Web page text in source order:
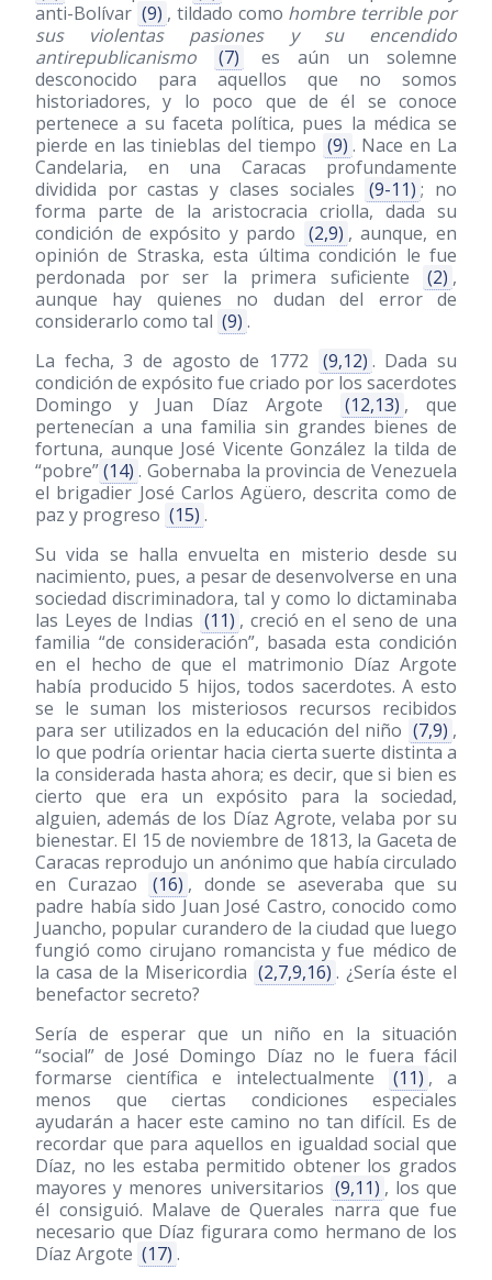
anti-Bolívar (9) , tildado como hombre terrible por
sus violentas pasiones y su encendido
antirepublicanismo
(7)
es aún un solemne
desconocido para aquellos que no somos
historiadores, y lo poco que de él se conoce
pertenece a su faceta política, pues la médica se
pierde en las tinieblas del tiempo (9) . Nace en La
Candelaria, en una Caracas profundamente
dividida por castas y clases sociales
(9-11) ; no
forma parte de la aristocracia criolla, dada su
condición de expósito y pardo (2,9) , aunque, en
opinión de Straska, esta última condición le fue
perdonada por ser la primera suficiente
(2) ,
aunque hay quienes no dudan del error de
considerarlo como tal (9) .
La fecha, 3 de agosto de 1772
(9,12) . Dada su
condición de expósito fue criado por los sacerdotes
Domingo y Juan Díaz Argote
(12,13) , que
pertenecían a una familia sin grandes bienes de
fortuna, aunque José Vicente González la tilda de
“pobre”(14) . Gobernaba la provincia de Venezuela
el brigadier José Carlos Agüero, descrita como de
paz y progreso (15) .
Su vida se halla envuelta en misterio desde su
nacimiento, pues, a pesar de desenvolverse en una
sociedad discriminadora, tal y como lo dictaminaba
las Leyes de Indias (11) , creció en el seno de una
familia “de consideración”, basada esta condición
en el hecho de que el matrimonio Díaz Argote
había producido 5 hijos, todos sacerdotes. A esto
se le suman los misteriosos recursos recibidos
para ser utilizados en la educación del niño (7,9) ,
lo que podría orientar hacia cierta suerte distinta a
la considerada hasta ahora; es decir, que si bien es
cierto que era un expósito para la sociedad,
alguien, además de los Díaz Agrote, velaba por su
bienestar. El 15 de noviembre de 1813, la Gaceta de
Caracas reprodujo un anónimo que había circulado
en Curazao
(16) , donde se aseveraba que su
padre había sido Juan José Castro, conocido como
Juancho, popular curandero de la ciudad que luego
fungió como cirujano romancista y fue médico de
la casa de la Misericordia (2,7,9,16) . ¿Sería éste el
benefactor secreto?
Sería de esperar que un niño en la situación
“social” de José Domingo Díaz no le fuera fácil
formarse científica e intelectualmente
(11) , a
menos que ciertas condiciones especiales
ayudarán a hacer este camino no tan difícil. Es de
recordar que para aquellos en igualdad social que
Díaz, no les estaba permitido obtener los grados
mayores y menores universitarios (9,11) , los que
él consiguió. Malave de Querales narra que fue
necesario que Díaz figurara como hermano de los
Díaz Argote (17) .